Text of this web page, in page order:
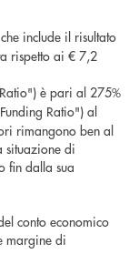
include il risultato
rispetto ai € 7,2
è pari al 275%
Ratio") al
rimangono ben al
situazione di
fin dalla sua
conto economico
margine di